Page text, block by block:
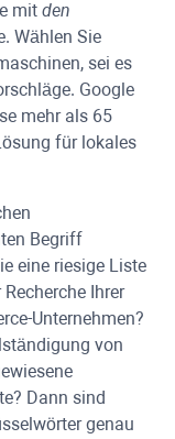
mit den
. Wählen Sie
sei es
Google
mehr als 65
für lokales
Begriff
eine riesige Liste
Ihrer
Unternehmen?
von
Dann sind
genau